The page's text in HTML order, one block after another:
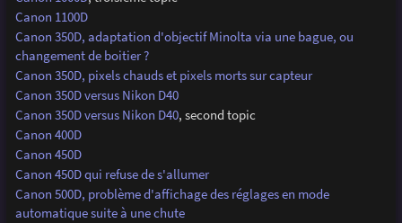
Canon 1100D
Canon 350D, adaptation d'objectif Minolta via une bague, ou
changement de boitier ?
Canon 350D, pixels chauds et pixels morts sur capteur
Canon 350D versus Nikon D40
Canon 350D versus Nikon D40, second topic
Canon 400D
Canon 450D
Canon 450D qui refuse de s'allumer
Canon 500D, problème d'affichage des réglages en mode
automatique suite à une chute